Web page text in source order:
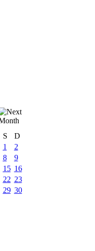
S
D
1
2
8
9
15 16
22 23
29 30